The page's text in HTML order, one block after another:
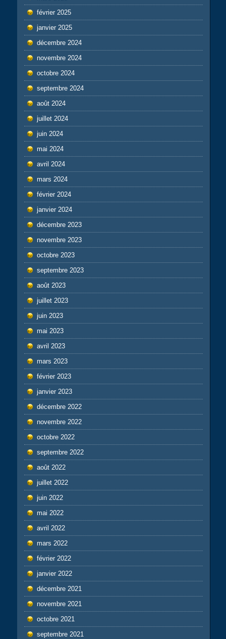
février 2025
janvier 2025
décembre 2024
novembre 2024
octobre 2024
septembre 2024
août 2024
juillet 2024
juin 2024
mai 2024
avril 2024
mars 2024
février 2024
janvier 2024
décembre 2023
novembre 2023
octobre 2023
septembre 2023
août 2023
juillet 2023
juin 2023
mai 2023
avril 2023
mars 2023
février 2023
janvier 2023
décembre 2022
novembre 2022
octobre 2022
septembre 2022
août 2022
juillet 2022
juin 2022
mai 2022
avril 2022
mars 2022
février 2022
janvier 2022
décembre 2021
novembre 2021
octobre 2021
septembre 2021